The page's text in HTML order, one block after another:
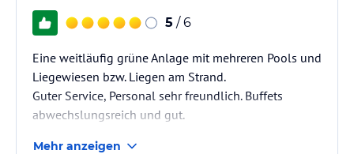
5 / 6
Eine weitläufig grüne Anlage mit mehreren Pools und
Liegewiesen bzw. Liegen am Strand.
Guter Service, Personal sehr freundlich. Buffets
abwechslungsreich und gut.
Mehr anzeigen